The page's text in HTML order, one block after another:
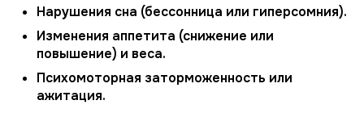
Нарушения сна (бессонница или гиперсомния).
Изменения аппетита (снижение или
повышение) и веса.
Психомоторная заторможенность или
ажитация.